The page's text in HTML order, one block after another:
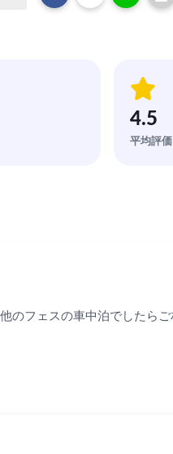
4.5
平均評価
のフェスの車中泊でしたらご